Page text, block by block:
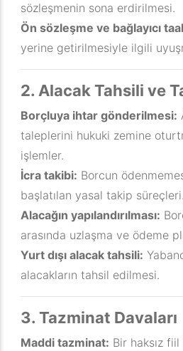
sözleşmenin sona erdirilmesi.
Ön sözleşme ve bağlayıcı
yerine getirilmesiyle ilgili
2. Alacak Tahsili ve
Borçluya ihtar gönderilmesi:
taleplerini hukuki zemine
işlemler.
İcra takibi: Borcun
başlatılan yasal takip süreçleri.
Alacağın yapılandırılması:
arasında uzlaşma ve ödeme
Yurt dışı alacak tahsili:
alacakların tahsil edilmesi.
3. Tazminat Davaları
Maddi tazminat: Bir haksız